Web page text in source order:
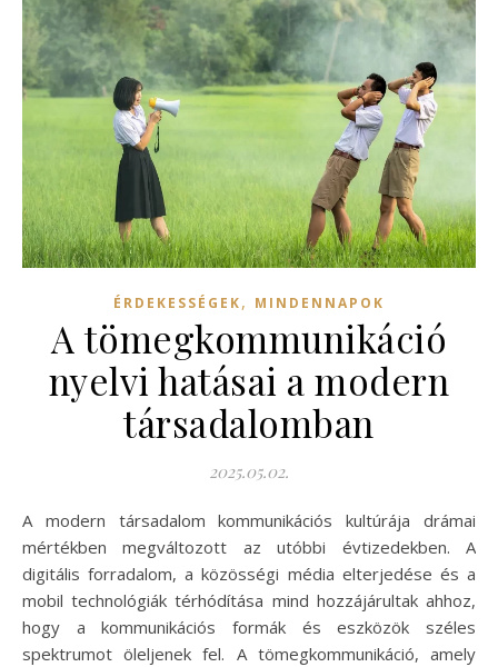
ÉRDEKESSÉGEK, MINDENNAPOK
A tömegkommunikáció
nyelvi hatásai a modern
társadalomban
2025.05.02.
A modern társadalom kommunikációs kultúrája drámai
mértékben megváltozott az utóbbi évtizedekben. A
digitális forradalom, a közösségi média elterjedése és a
mobil technológiák térhódítása mind hozzájárultak ahhoz,
hogy a kommunikációs formák és eszközök széles
spektrumot öleljenek fel. A tömegkommunikáció, amely